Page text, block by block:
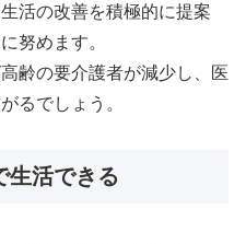
活の改善を積極的に提案
努めます。
齢の要介護者が減少し、医
るでしょう。
生活できる